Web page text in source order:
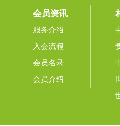
会员资讯
服务介绍
入会流程
会员名录
会员介绍